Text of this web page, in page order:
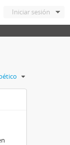
Iniciar sesión